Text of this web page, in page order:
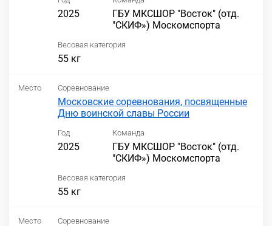
2025
ГБУ МКСШОР "Восток" (отд.
"СКИФ») Москомспорта
Весовая категория
55 кг
Место Соревнование
Московские соревнования, посвященные
Дню воинской славы России
Год
2025
Команда
ГБУ МКСШОР "Восток" (отд.
"СКИФ») Москомспорта
Весовая категория
55 кг
Место Соревнование